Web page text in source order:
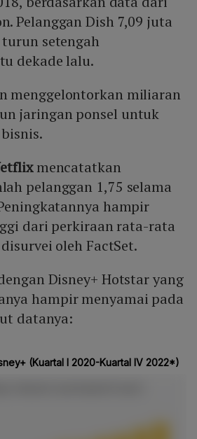
Pelanggan Dish 7,09 juta
setengah
dekade lalu.
menggelontorkan miliaran
jaringan ponsel untuk
mencatatkan
pelanggan 1,75 selama
hampir
dari perkiraan rata-rata
oleh FactSet.
Disney+ Hotstar yang
hampir menyamai pada
datanya: